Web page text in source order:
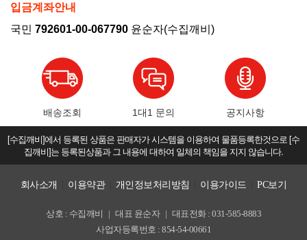
입금계좌안내
국민 792601-00-067790 윤순자(수집깨비)
배송조회 1대1 문의 공지사항
[수집깨비]에서 등록된 상품은 판매자가 시스템을 이용하여 물품등록한것으로 [수
집깨비]는 등록된상품과 그 내용에 대하여 일체의 책임을 지지 않습니다.
회사소개 이용약관 개인정보처리방침 이용가이드 PC보기
상호 : 수집깨비 | 대표 윤순자 | 대표전화 : 031-585-8883
사업자등록번호 : 854-54-00661